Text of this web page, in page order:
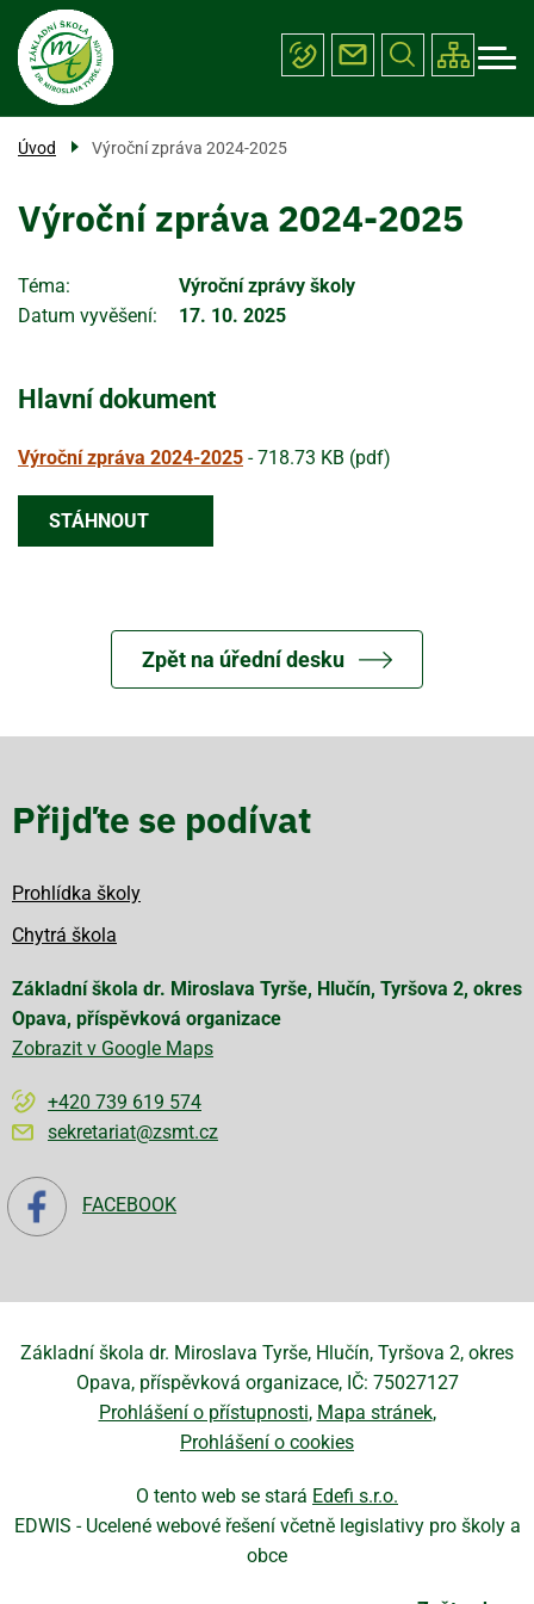
Přejít
hlavnímu
obsahu
Menu
navigace
ŠKOLA
PROJEKTY
ÚŘEDNÍ DESKA
KONTAKTY
Úvod Výroční zpráva 2024-2025
Výroční zpráva 2024-2025
Téma
Výroční zprávy školy
Datum vyvěšení
17. 10. 2025
Hlavní dokument
Výroční zpráva 2024-2025 -718.73 KB (pdf)
STÁHNOUT
Zpět na úřední desku
Přijďte se podívat
Prohlídka školy
Chytrá škola
Základní škola dr. Miroslava Tyrše, Hlučín, Tyršova 2, okres
Opava, příspěvková organizace
Zobrazit v Google Maps
+420 739 619 574
sekretariat@zsmt.cz
FACEBOOK
Základní škola dr. Miroslava Tyrše, Hlučín, Tyršova 2, okres
Opava, příspěvková organizace, IČ: 75027127
Prohlášení o přístupnosti Mapa stránek
Prohlášení o cookies
O tento web se stará Edefi s.r.o.
EDWIS - Ucelené webové řešení včetně legislativy pro školy a
obce